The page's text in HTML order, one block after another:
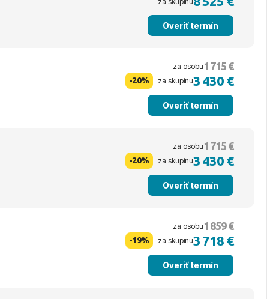
Overiť termín
za osobu 1 715 €
-20% za skupinu3 430 €
Overiť termín
za osobu 1 715 €
-20% za skupinu3 430 €
Overiť termín
za osobu 1 859 €
-19% za skupinu3 718 €
Overiť termín